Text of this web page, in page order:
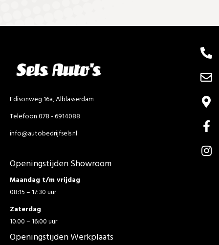
Edisonweg 16a, Alblasserdam
Telefoon 078 - 6914088
info@autobedrijfsels.nl
Openingstijden Showroom
Maandag t/m vrijdag
08:15 – 17:30 uur
Zaterdag
10.00 – 16:00 uur
Openingstijden Werkplaats